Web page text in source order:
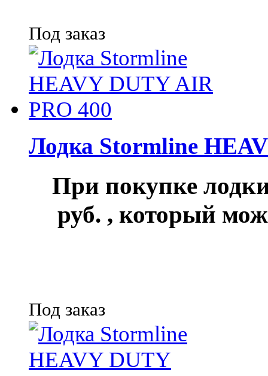
Под заказ
Лодка Stormline
При покупке
руб. , который
Под заказ